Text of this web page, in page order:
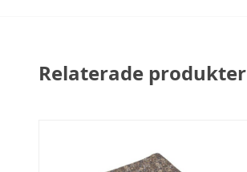
Relaterade produkter